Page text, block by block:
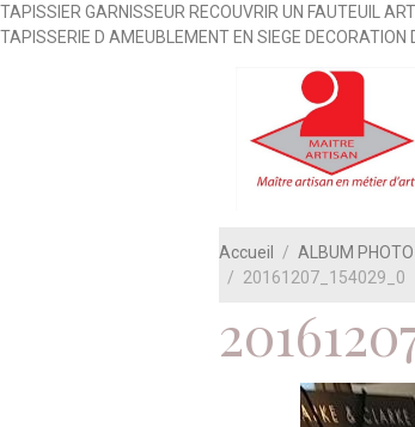
TAPISSIER GARNISSEUR RECOUVRIR UN FAUTEUIL
TAPISSERIE D AMEUBLEMENT EN SIEGE
Accueil ALBUM PHOTO
20161207_154029_0